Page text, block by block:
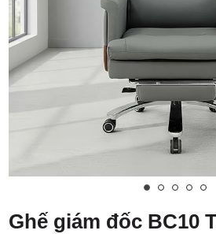
3/6D,
Tiền
Ghế giám đốc BC10